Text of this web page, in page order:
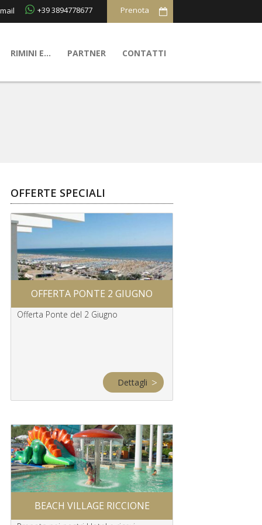
+39 3894778677
RIMINI E… PARTNER CONTATTI
OFFERTE SPECIALI
OFFERTA PONTE 2 GIUGNO
Offerta Ponte del 2 Giugno
Dettagli
BEACH VILLAGE RICCIONE